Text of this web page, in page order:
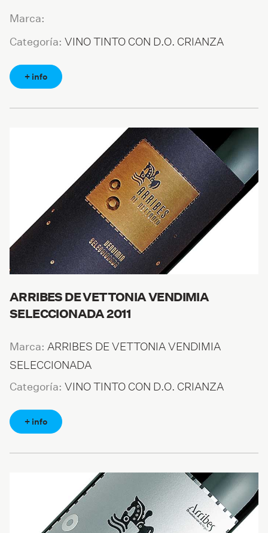
Marca:
Categoría: VINO TINTO CON D.O. CRIANZA
+ info
ARRIBES DE VETTONIA VENDIMIA
SELECCIONADA 2011
Marca: ARRIBES DE VETTONIA VENDIMIA
SELECCIONADA
Categoría: VINO TINTO CON D.O. CRIANZA
+ info